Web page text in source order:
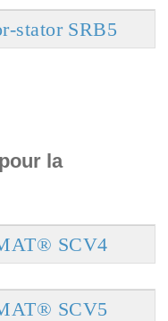
stator SRB5
la
SCV4
SCV5